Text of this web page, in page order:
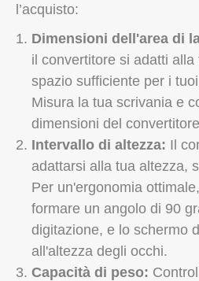
l’acquisto:
Dimensioni dell'area di
il convertitore si adatti
spazio sufficiente per i
Misura la tua scrivania e
dimensioni del
Intervallo di altezza: Il
adattarsi alla tua altezza,
Per un'ergonomia
formare un angolo di 90
digitazione, e lo schermo
all'altezza degli occhi.
Capacità di peso: